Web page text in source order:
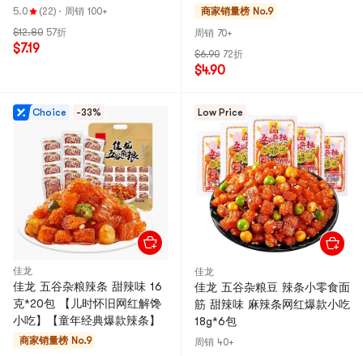
条的碰撞】
5.0 (22) · 周销 100+
$12.80 57折
$7.19
糯筋道 满口留香】
商家销量榜 No.9
周销 70+
$6.90 72折
$4.90
Choice -33%
佳龙
佳龙 五谷杂粮辣条 甜辣味 16
克*20包 【儿时怀旧网红解馋
小吃】【童年经典爆款辣条】
商家销量榜 No.9
Low Price
佳龙
佳龙 五谷杂粮豆 辣条小零食面
筋 甜辣味 麻辣条网红爆款小吃
18g*6包
周销 40+